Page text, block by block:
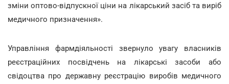
зміни оптово-відпускної ціни на лікарський засіб та виріб
медичного призначення».
Управління фармдіяльності звернуло увагу власників
реєстраційних посвідчень на лікарські засоби або
свідоцтва про державну реєстрацію виробів медичного